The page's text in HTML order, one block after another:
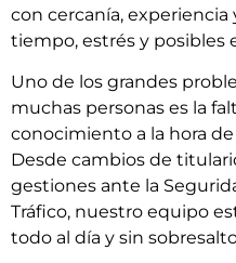
con cercanía,
tiempo, estrés y posibles
Uno de los grandes
muchas personas es la
conocimiento a la hora
Desde cambios de
gestiones ante la
Tráfico, nuestro equipo
todo al día y sin